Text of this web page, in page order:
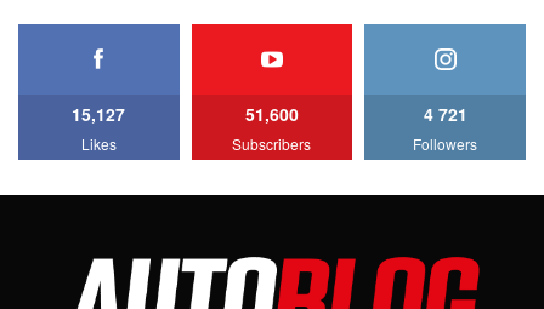
AutoBlog.MD
15:08
15,127
Likes
51,600
Subscribers
4 721
Followers